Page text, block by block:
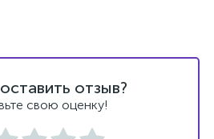
отзыв?
свою оценку!